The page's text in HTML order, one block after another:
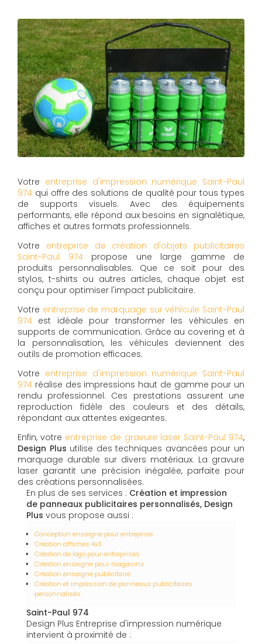
Votre entreprise d'impression numérique Saint-Paul
974 qui offre des solutions de qualité pour tous types
de supports visuels. Avec des équipements
performants, elle répond aux besoins en signalétique,
affiches et autres formats professionnels.
Votre entreprise de création d'objets publicitaires
Saint-Paul 974propose une large gamme de
produits personnalisables. Que ce soit pour des
stylos, t-shirts ou autres articles, chaque objet est
conçu pour optimiser l'impact publicitaire.
Votre entreprise de marquage sur véhicule Saint-Paul
974 est idéale pour transformer les véhicules en
supports de communication. Grâce au covering et à
la personnalisation, les véhicules deviennent des
outils de promotion efficaces.
Votre entreprise d'impression numérique Saint-Paul
974 réalise des impressions haut de gamme pour un
rendu professionnel. Ces prestations assurent une
reproduction fidèle des couleurs et des détails,
répondant aux attentes exigeantes.
Enfin, votre entreprise de gravure laser Saint-Paul 974,
Design Plus utilise des techniques avancées pour un
marquage durable sur divers matériaux. La gravure
laser garantit une précision inégalée, parfaite pour
des créations personnalisées.
En plus de ses services : Création et impression
de panneaux publicitaires personnalisés, Design
Plus vous propose aussi :
Conception enseigne pour entreprise
Création affiches 4x3
Création de logo pour entreprises
Création enseigne pour magasins
Création enseigne publicitaire
Création et impression de panneaux publicitaires
personnalisés
Saint-Paul 974
Design Plus Entreprise d'impression numérique
intervient à proximité de :